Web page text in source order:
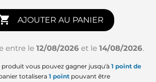
AJOUTER AU PANIER
entre le 12/08/2026 et le 14/08/2026.
produit vous pouvez gagner jusqu'à 1 point de
totalisera 1 point pouvant être